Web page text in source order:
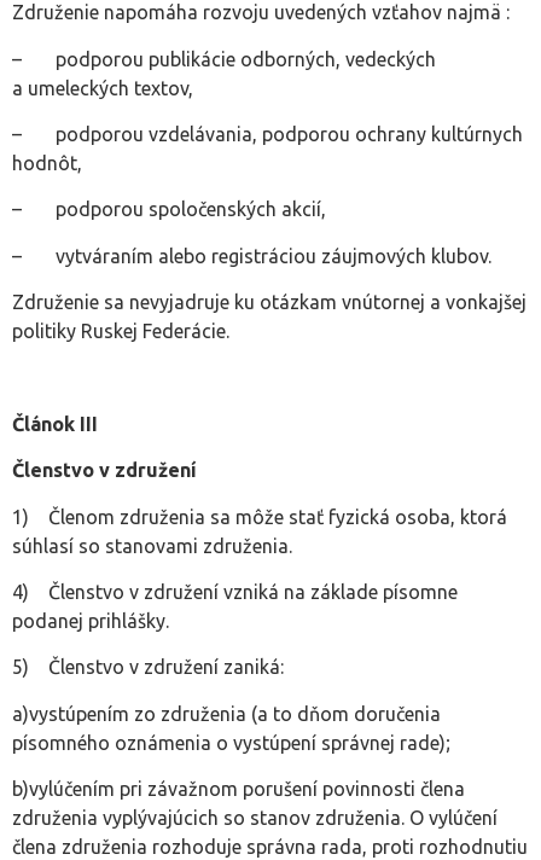
Združenie napomáha rozvoju uvedených vzťahov najmä :
– podporou publikácie odborných, vedeckých
a umeleckých textov,
– podporou vzdelávania, podporou ochrany kultúrnych
hodnôt,
– podporou spoločenských akcií,
– vytváraním alebo registráciou záujmových klubov.
Združenie sa nevyjadruje ku otázkam vnútornej a vonkajšej
politiky Ruskej Federácie.
Článok III
Členstvo v združení
1) Členom združenia sa môže stať fyzická osoba, ktorá
súhlasí so stanovami združenia.
4) Členstvo v združení vzniká na základe písomne
podanej prihlášky.
5) Členstvo v združení zaniká:
a)vystúpením zo združenia (a to dňom doručenia
písomného oznámenia o vystúpení správnej rade);
b)vylúčením pri závažnom porušení povinnosti člena
združenia vyplývajúcich so stanov združenia. O vylúčení
člena združenia rozhoduje správna rada, proti rozhodnutiu